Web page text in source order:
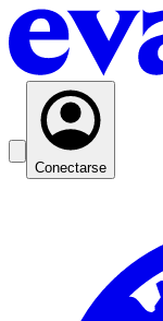
Conectarse